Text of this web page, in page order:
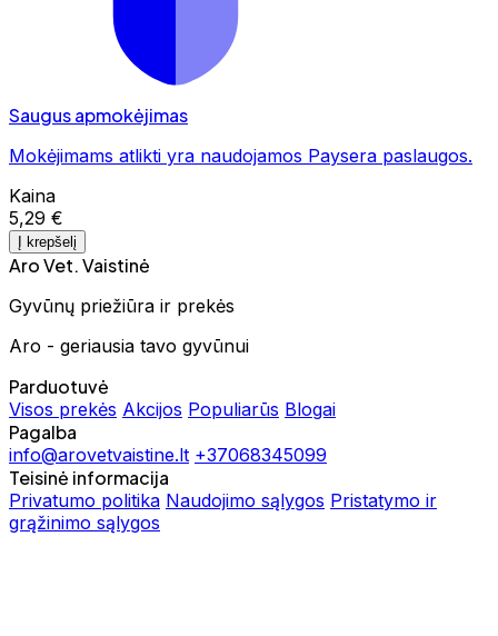
Saugus apmokėjimas
Mokėjimams atlikti yra naudojamos Paysera paslaugos.
Kaina
5,29 €
Į krepšelį
Aro Vet. Vaistinė
Gyvūnų priežiūra ir prekės
Aro - geriausia tavo gyvūnui
Parduotuvė
Visos prekės Akcijos Populiarūs Blogai
Pagalba
info@arovetvaistine.lt +37068345099
Teisinė informacija
Privatumo politika Naudojimo sąlygos Pristatymo ir
grąžinimo sąlygos